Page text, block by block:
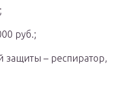
руб.;
защиты – респиратор,